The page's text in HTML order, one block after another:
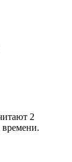
2
времени.